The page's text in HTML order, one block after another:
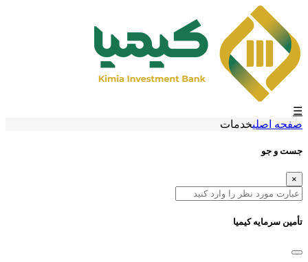
☰
صفحه اصلیخدمات
جست و جو
×
تأمین سرمایه کیمیا